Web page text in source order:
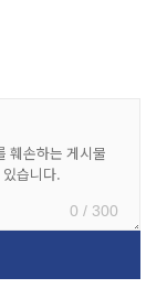
0 / 300